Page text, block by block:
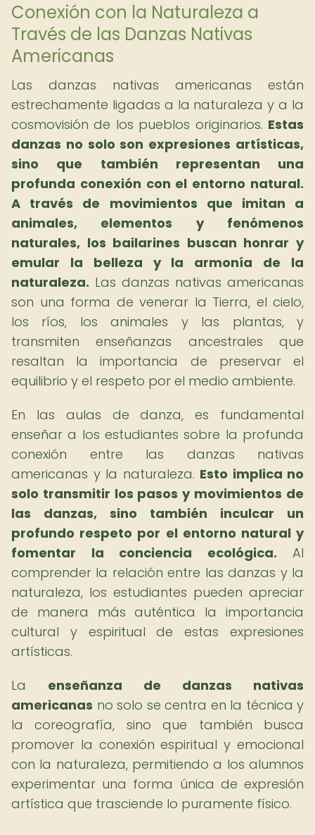
Conexión con la Naturaleza a
Través de las Danzas Nativas
Americanas
Las danzas nativas americanas están
estrechamente ligadas a la naturaleza y a la
cosmovisión de los pueblos originarios. Estas
danzas no solo son expresiones artísticas,
sino que también representan una
profunda conexión con el entorno natural.
A través de movimientos que imitan a
animales, elementos y fenómenos
naturales, los bailarines buscan honrar y
emular la belleza y la armonía de la
naturaleza. Las danzas nativas americanas
son una forma de venerar la Tierra, el cielo,
los ríos, los animales y las plantas, y
transmiten enseñanzas ancestrales que
resaltan la importancia de preservar el
equilibrio y el respeto por el medio ambiente.
En las aulas de danza, es fundamental
enseñar a los estudiantes sobre la profunda
conexión entre las danzas nativas
americanas y la naturaleza. Esto implica no
solo transmitir los pasos y movimientos de
las danzas, sino también inculcar un
profundo respeto por el entorno natural y
fomentar la conciencia ecológica. Al
comprender la relación entre las danzas y la
naturaleza, los estudiantes pueden apreciar
de manera más auténtica la importancia
cultural y espiritual de estas expresiones
artísticas.
La enseñanza de danzas nativas
americanas no solo se centra en la técnica y
la coreografía, sino que también busca
promover la conexión espiritual y emocional
con la naturaleza, permitiendo a los alumnos
experimentar una forma única de expresión
artística que trasciende lo puramente físico.